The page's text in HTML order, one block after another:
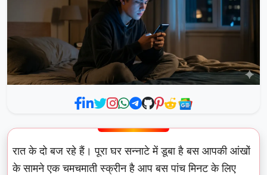
रात के दो बज रहे हैं। पूरा घर सन्नाटे में डूबा है बस आपकी आंखों
के सामने एक चमचमाती स्क्रीन है आप बस पांच मिनट के लिए